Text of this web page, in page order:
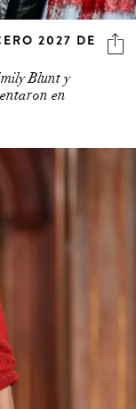
2027 DE
Blunt y
en